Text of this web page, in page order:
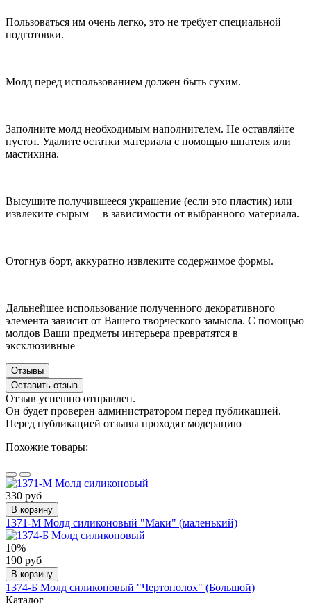
Пользоваться им очень легко, это не требует специальной
подготовки.
Молд перед использованием должен быть сухим.
Заполните молд необходимым наполнителем. Не оставляйте
пустот. Удалите остатки материала с помощью шпателя или
мастихина.
Высушите получившееся украшение (если это пластик) или
извлеките сырым— в зависимости от выбранного материала.
Отогнув борт, аккуратно извлеките содержимое формы.
Дальнейшее использование полученного декоративного
элемента зависит от Вашего творческого замысла. С помощью
молдов Ваши предметы интерьера превратятся в
эксклюзивные
Отзывы
Оставить отзыв
Отзыв успешно отправлен.
Он будет проверен администратором перед публикацией.
Перед публикацией отзывы проходят модерацию
Похожие товары:
330 руб
В корзину
1371-М Молд силиконовый "Маки" (маленький)
10%
190 руб
В корзину
1374-Б Молд силиконовый "Чертополох" (Большой)
Каталог